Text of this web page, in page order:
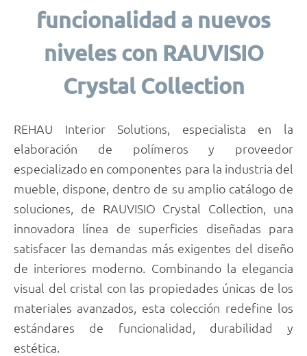
funcionalidad a nuevos
niveles con RAUVISIO
Crystal Collection
REHAU Interior Solutions, especialista en la
elaboración de polímeros y proveedor
especializado en componentes para la industria del
mueble, dispone, dentro de su amplio catálogo de
soluciones, de RAUVISIO Crystal Collection, una
innovadora línea de superficies diseñadas para
satisfacer las demandas más exigentes del diseño
de interiores moderno. Combinando la elegancia
visual del cristal con las propiedades únicas de los
materiales avanzados, esta colección redefine los
estándares de funcionalidad, durabilidad y
estética.